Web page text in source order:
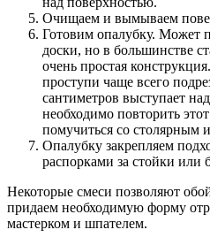
Очищаем и вымываем
Готовим опалубку. Может
доски, но в большинстве
очень простая
проступи чаще всего
сантиметров выступает
необходимо повторить
помучиться со столярным
Опалубку закрепляем
распорками за стойки или
Некоторые смеси позволяют
придаем необходимую форму
мастерком и шпателем.